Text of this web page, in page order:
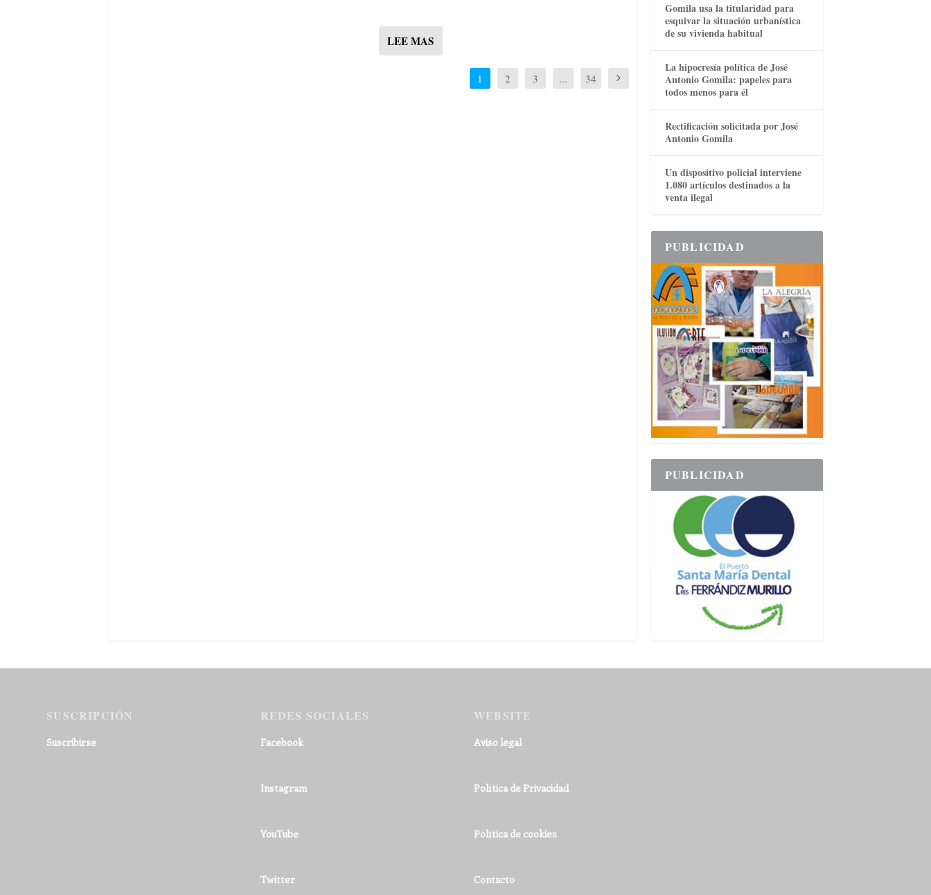
LEE MAS
1 2 3 ... 34
Gomila usa la titularidad para
esquivar la situación urbanística
de su vivienda habitual
La hipocresía política de José
Antonio Gomila: papeles para
todos menos para él
Rectificación solicitada por José
Antonio Gomila
Un dispositivo policial interviene
1.080 artículos destinados a la
venta ilegal
PUBLICIDAD
PUBLICIDAD
SUSCRIPCIÓN
Suscribirse
REDES SOCIALES
Facebook
Instagram
YouTube
Twitter
WEBSITE
Aviso legal
Política de Privacidad
Política de cookies
Contacto